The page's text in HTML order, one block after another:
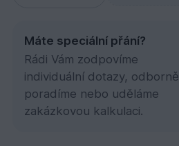
Máte speciální přání?
Rádi Vám zodpovíme
individuální dotazy, odborně
poradíme nebo uděláme
zakázkovou kalkulaci.